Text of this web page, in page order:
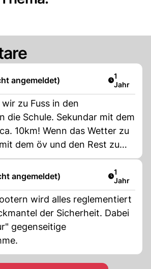
angemeldet) Artikel
1
Jahr
zu Fuss in den
die Schule. Sekundar mit dem
10km! Wenn das Wetter zu
dem öv und den Rest zu
mit dem Kindern, Eltern,
angemeldet) Artikel
1
Jahr
wird alles reglementiert
der Sicherheit. Dabei
gegenseitige